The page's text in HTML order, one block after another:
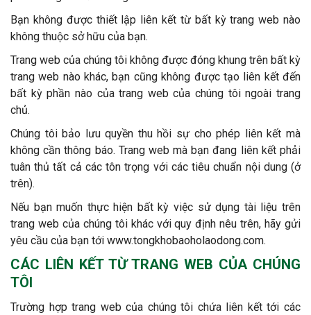
Bạn không được thiết lập liên kết từ bất kỳ trang web nào
không thuộc sở hữu của bạn.
Trang web của chúng tôi không được đóng khung trên bất kỳ
trang web nào khác, bạn cũng không được tạo liên kết đến
bất kỳ phần nào của trang web của chúng tôi ngoài trang
chủ.
Chúng tôi bảo lưu quyền thu hồi sự cho phép liên kết mà
không cần thông báo. Trang web mà bạn đang liên kết phải
tuân thủ tất cả các tôn trọng với các tiêu chuẩn nội dung (ở
trên).
Nếu bạn muốn thực hiện bất kỳ việc sử dụng tài liệu trên
trang web của chúng tôi khác với quy định nêu trên, hãy gửi
yêu cầu của bạn tới www.tongkhobaoholaodong.com.
CÁC LIÊN KẾT TỪ TRANG WEB CỦA CHÚNG
TÔI
Trường hợp trang web của chúng tôi chứa liên kết tới các